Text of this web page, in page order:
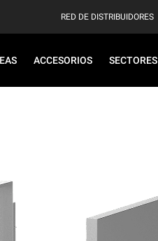
RED DE DISTRIBUIDORES
ACCESORIOS SECTORES